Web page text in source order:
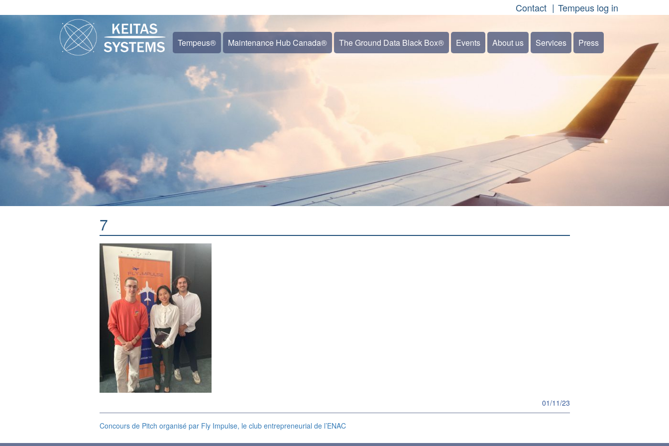
Contact Tempeus log in
Tempeus® Maintenance Hub Canada® The Ground Data Black Box® Events About us Services Press
7
01/11/23
Concours de Pitch organisé par Fly Impulse, le club entrepreneurial de l’ENAC